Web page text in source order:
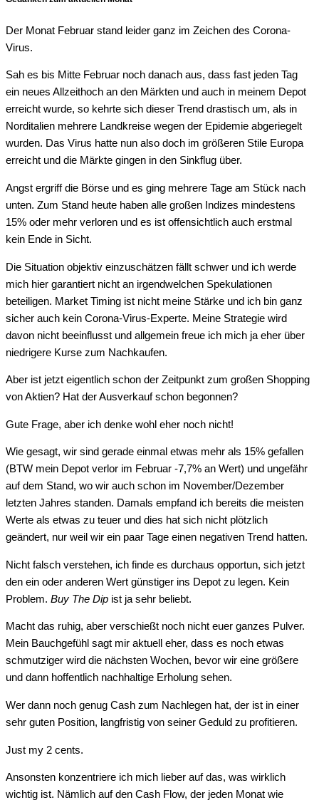
Der Monat Februar stand leider ganz im Zeichen des Corona-
Virus.
Sah es bis Mitte Februar noch danach aus, dass fast jeden Tag
ein neues Allzeithoch an den Märkten und auch in meinem Depot
erreicht wurde, so kehrte sich dieser Trend drastisch um, als in
Norditalien mehrere Landkreise wegen der Epidemie abgeriegelt
wurden. Das Virus hatte nun also doch im größeren Stile Europa
erreicht und die Märkte gingen in den Sinkflug über.
Angst ergriff die Börse und es ging mehrere Tage am Stück nach
unten. Zum Stand heute haben alle großen Indizes mindestens
15% oder mehr verloren und es ist offensichtlich auch erstmal
kein Ende in Sicht.
Die Situation objektiv einzuschätzen fällt schwer und ich werde
mich hier garantiert nicht an irgendwelchen Spekulationen
beteiligen. Market Timing ist nicht meine Stärke und ich bin ganz
sicher auch kein Corona-Virus-Experte. Meine Strategie wird
davon nicht beeinflusst und allgemein freue ich mich ja eher über
niedrigere Kurse zum Nachkaufen.
Aber ist jetzt eigentlich schon der Zeitpunkt zum großen Shopping
von Aktien? Hat der Ausverkauf schon begonnen?
Gute Frage, aber ich denke wohl eher noch nicht!
Wie gesagt, wir sind gerade einmal etwas mehr als 15% gefallen
(BTW mein Depot verlor im Februar -7,7% an Wert) und ungefähr
auf dem Stand, wo wir auch schon im November/Dezember
letzten Jahres standen. Damals empfand ich bereits die meisten
Werte als etwas zu teuer und dies hat sich nicht plötzlich
geändert, nur weil wir ein paar Tage einen negativen Trend hatten.
Nicht falsch verstehen, ich finde es durchaus opportun, sich jetzt
den ein oder anderen Wert günstiger ins Depot zu legen. Kein
Problem. Buy The Dip ist ja sehr beliebt.
Macht das ruhig, aber verschießt noch nicht euer ganzes Pulver.
Mein Bauchgefühl sagt mir aktuell eher, dass es noch etwas
schmutziger wird die nächsten Wochen, bevor wir eine größere
und dann hoffentlich nachhaltige Erholung sehen.
Wer dann noch genug Cash zum Nachlegen hat, der ist in einer
sehr guten Position, langfristig von seiner Geduld zu profitieren.
Just my 2 cents.
Ansonsten konzentriere ich mich lieber auf das, was wirklich
wichtig ist. Nämlich auf den Cash Flow, der jeden Monat wie